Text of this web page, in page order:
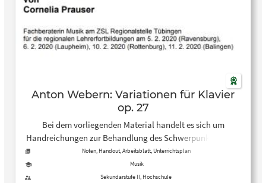
Anton Webern: Variationen für Klavier
op. 27
Bei dem vorliegenden Material handelt es sich um
Handreichungen zur Behandlung des Schwerpunktthemas
im Lehrplan BW “Anton Werbern: Variationen für Klavier
op. 27” im Musikunterricht der gymnasialen Oberstufe.
Erstellt wurde das Material von Cornelia Prauser, die
Noten, Handout, Arbeitsblatt, Unterrichtsplan
Musik
Sekundarstufe II, Hochschule